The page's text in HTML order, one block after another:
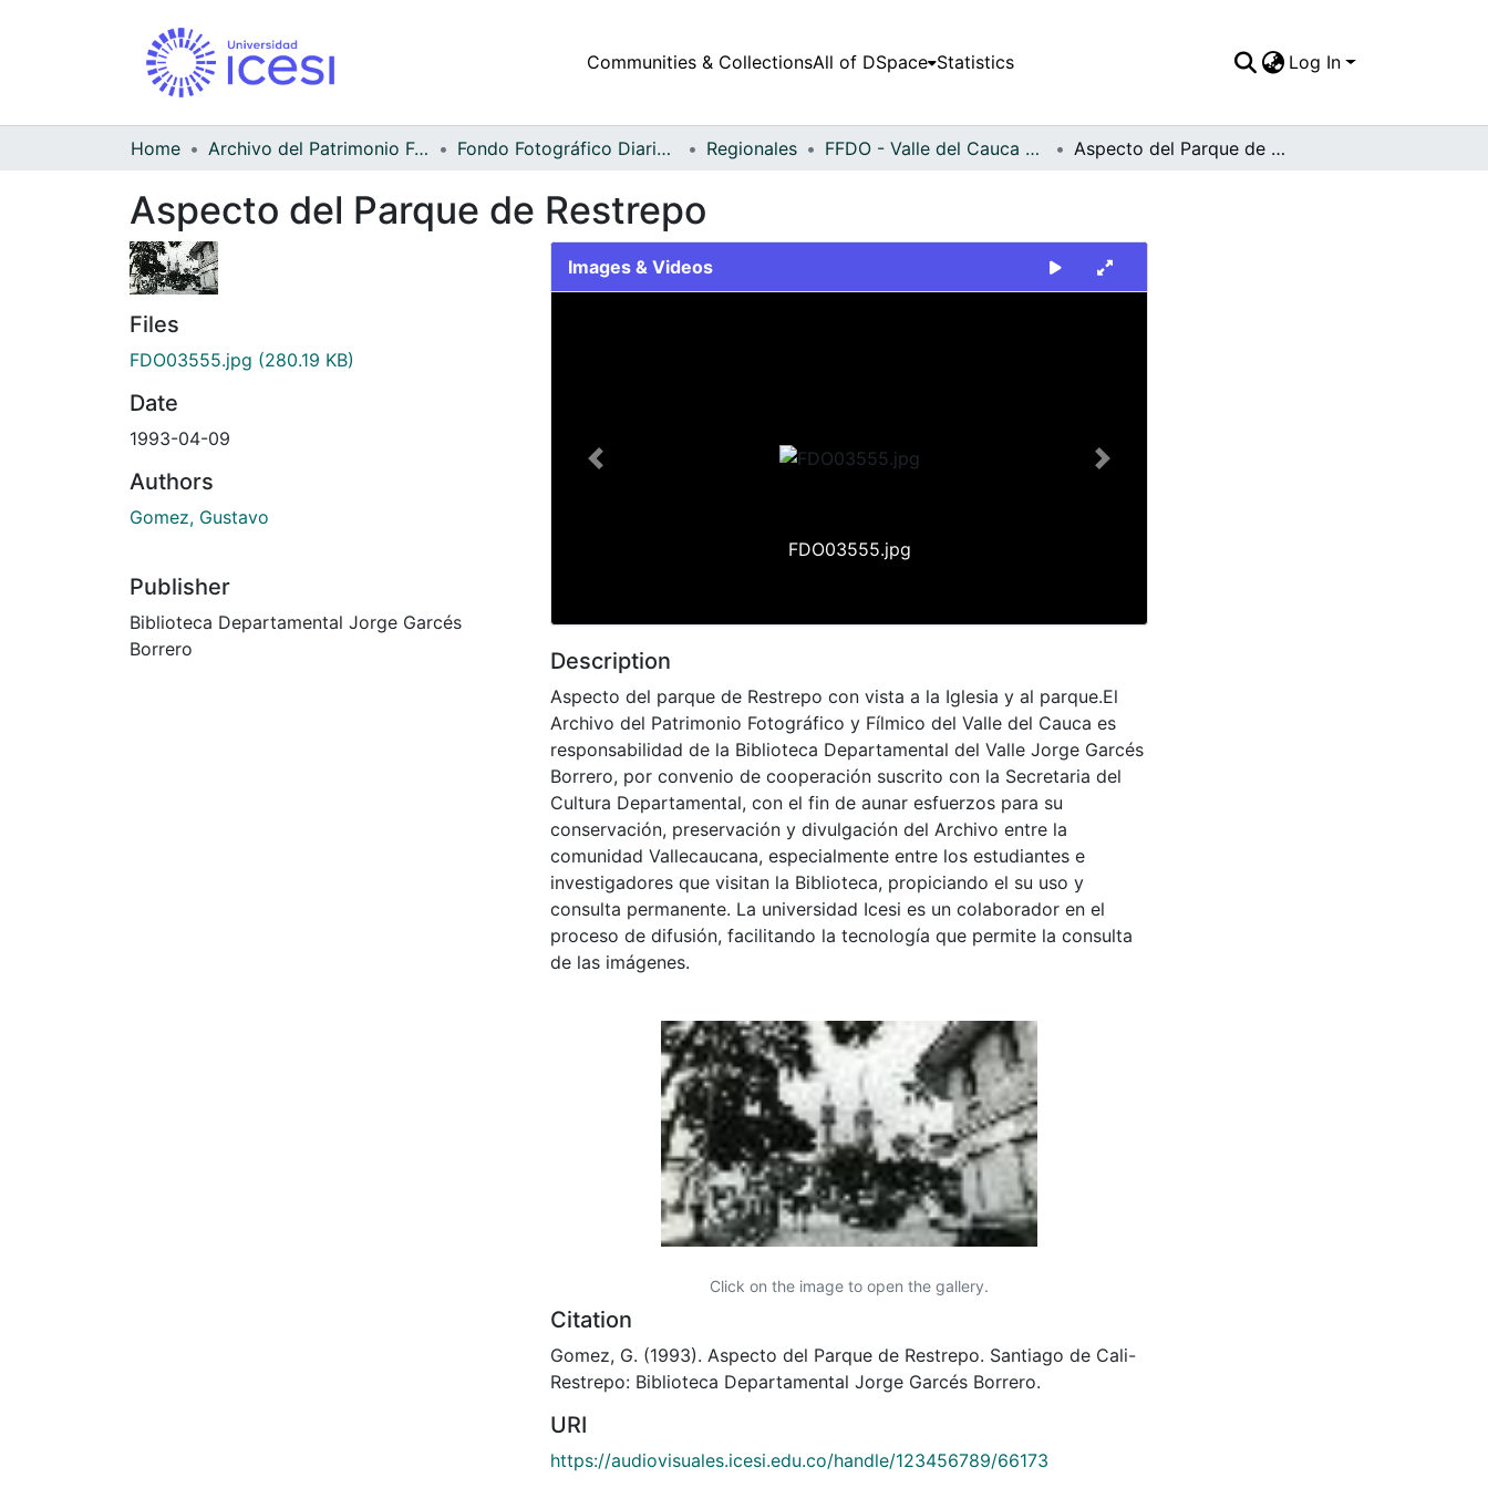
Communities & CollectionsAll of DSpace Statistics Log In
Home Archivo del Patrimonio Fotográfico y Fílmico del Valle del Cauca Fondo Fotográfico Diario Occidente Regionales FFDO - Valle del Cauca - Patrimonial Aspecto del Parque de Restrepo
Aspecto del Parque de Restrepo
Files
FDO03555.jpg (280.19 KB)
Date
1993-04-09
Authors
Gomez, Gustavo
Publisher
Biblioteca Departamental Jorge Garcés
Borrero
Images & Videos
FDO03555.jpg
Previous Next
Description
Aspecto del parque de Restrepo con vista a la Iglesia y al parque.El
Archivo del Patrimonio Fotográfico y Fílmico del Valle del Cauca es
responsabilidad de la Biblioteca Departamental del Valle Jorge Garcés
Borrero, por convenio de cooperación suscrito con la Secretaria del
Cultura Departamental, con el fin de aunar esfuerzos para su
conservación, preservación y divulgación del Archivo entre la
comunidad Vallecaucana, especialmente entre los estudiantes e
investigadores que visitan la Biblioteca, propiciando el su uso y
consulta permanente. La universidad Icesi es un colaborador en el
proceso de difusión, facilitando la tecnología que permite la consulta
de las imágenes.
Click on the image to open the gallery.
Citation
Gomez, G. (1993). Aspecto del Parque de Restrepo. Santiago de Cali-
Restrepo: Biblioteca Departamental Jorge Garcés Borrero.
URI
https://audiovisuales.icesi.edu.co/handle/123456789/66173